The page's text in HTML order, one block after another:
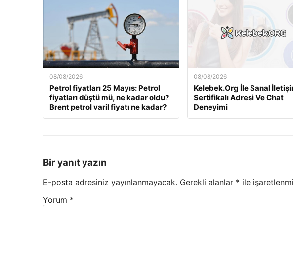
08/08/2026
Petrol fiyatları 25 Mayıs: Petrol
fiyatları düştü mü, ne kadar oldu?
Brent petrol varil fiyatı ne kadar?
08/08/2026
Kelebek.Org İle Sanal
Sertifikalı Adresi Ve Chat
Deneyimi
Bir yanıt yazın
E-posta adresiniz yayınlanmayacak. Gerekli alanlar * ile
Yorum *